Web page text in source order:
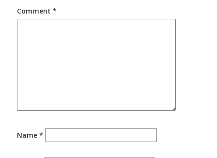
Comment *
Name *